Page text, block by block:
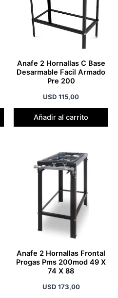
Anafe 2 Hornallas C Base
Desarmable Facil Armado
Pre 200
USD 115,00
Añadir al carrito
Anafe 2 Hornallas Frontal
Progas Pms 200mod 49 X
74 X 88
USD 173,00